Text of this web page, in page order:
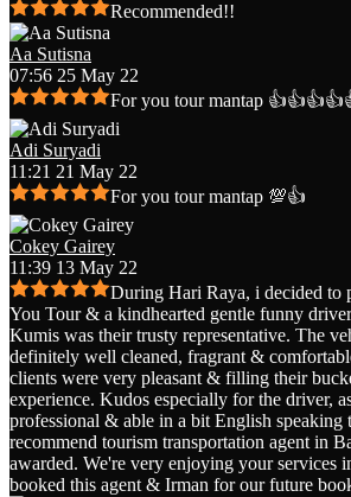
Recommended!!
Aa Sutisna
07:56 25 May 22
For you tour mantap
Adi Suryadi
11:21 21 May 22
For you tour mantap 💯👍
Cokey Gairey
11:39 13 May 22
During Hari Raya, i decided to
You Tour & a kindhearted gentle funny
Kumis was their trusty representative. The
definitely well cleaned, fragrant &
clients were very pleasant & filling their
experience. Kudos especially for the driver,
professional & able in a bit English
recommend tourism transportation agent in
awarded. We're very enjoying your services
booked this agent & Irman for our future